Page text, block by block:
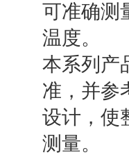
可准确测
温度。
本系列产
准，并参
设计，使
测量。